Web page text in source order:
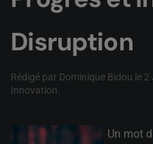
Disruption
Rédigé par Dominique Bidou le 2
Innovation
Un mot